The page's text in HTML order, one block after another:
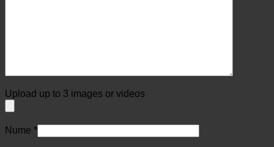
Upload up to 3 images or videos
Nume *